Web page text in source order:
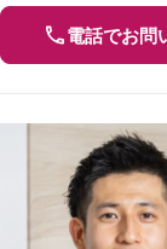
電話でお問